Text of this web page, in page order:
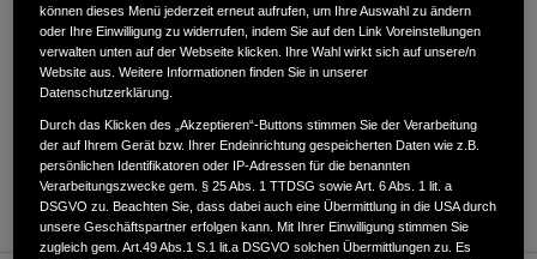
Eisenbahnstr. 40,76229,Karlsruhe
ANFAHRTSBESCHREIBUNG ANFORDERN
WEBSITE
können dieses Menü jederzeit erneut aufrufen, um Ihre Auswahl zu ändern
oder Ihre Einwilligung zu widerrufen, indem Sie auf den Link Voreinstellungen
verwalten unten auf der Webseite klicken. Ihre Wahl wirkt sich auf unsere/n
Website aus. Weitere Informationen finden Sie in unserer
Datenschutzerklärung.
Durch das Klicken des „Akzeptieren“-Buttons stimmen Sie der Verarbeitung
der auf Ihrem Gerät bzw. Ihrer Endeinrichtung gespeicherten Daten wie z.B.
persönlichen Identifikatoren oder IP-Adressen für die benannten
Verarbeitungszwecke gem. § 25 Abs. 1 TTDSG sowie Art. 6 Abs. 1 lit. a
DSGVO zu. Beachten Sie, dass dabei auch eine Übermittlung in die USA durch
unsere Geschäftspartner erfolgen kann. Mit Ihrer Einwilligung stimmen Sie
zugleich gem. Art.49 Abs.1 S.1 lit.a DSGVO solchen Übermittlungen zu. Es